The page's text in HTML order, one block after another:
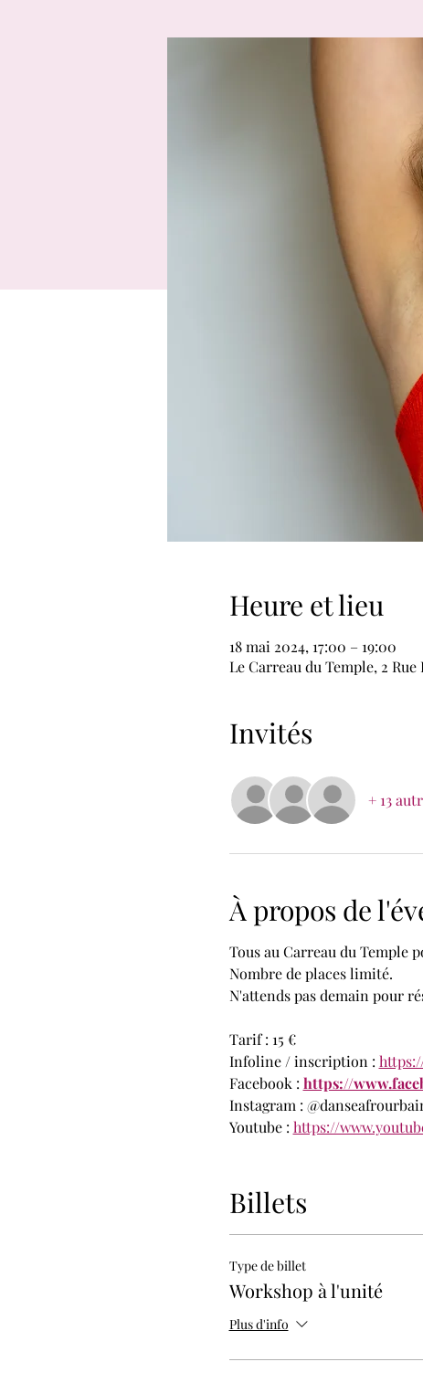
Heure et lieu
18 mai 2024, 17:00 – 19:00
Le Carreau du Temple, 2
Invités
+ 13
À propos de
Tous au Carreau du Temple
Nombre de places limité.
N'attends pas demain pour
Tarif : 15 €
Infoline / inscription :
Facebook : https://
Instagram :
Youtube : https://
samedi de 17 H à 19 H
Lieu : Studio Flore, Carreau
Accès : M° Temple / République
Billets
Type de billet
Workshop à l'unité
Plus d'info